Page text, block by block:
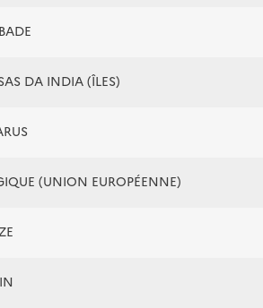
DA INDIA (ÎLES)
(UNION EUROPÉENNE)